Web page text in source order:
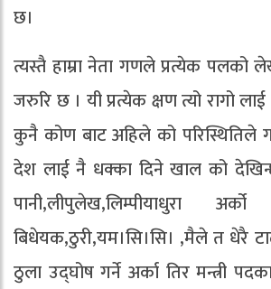
छ।
त्यस्तै हाम्रा नेता गणले प्रत्येक पलको
जरुरि छ । यी प्रत्येक क्षण त्यो रागो
कुनै कोण बाट अहिले को परिस्थितिले
देश लाई नै धक्का दिने खाल को
पानी,लीपुलेख,लिम्पीयाधुरा
बिधेयक,ठुरी,यम।सि।सि। ,मैले त धेरै
ठुला उद्घोष गर्ने अर्का तिर मन्त्री